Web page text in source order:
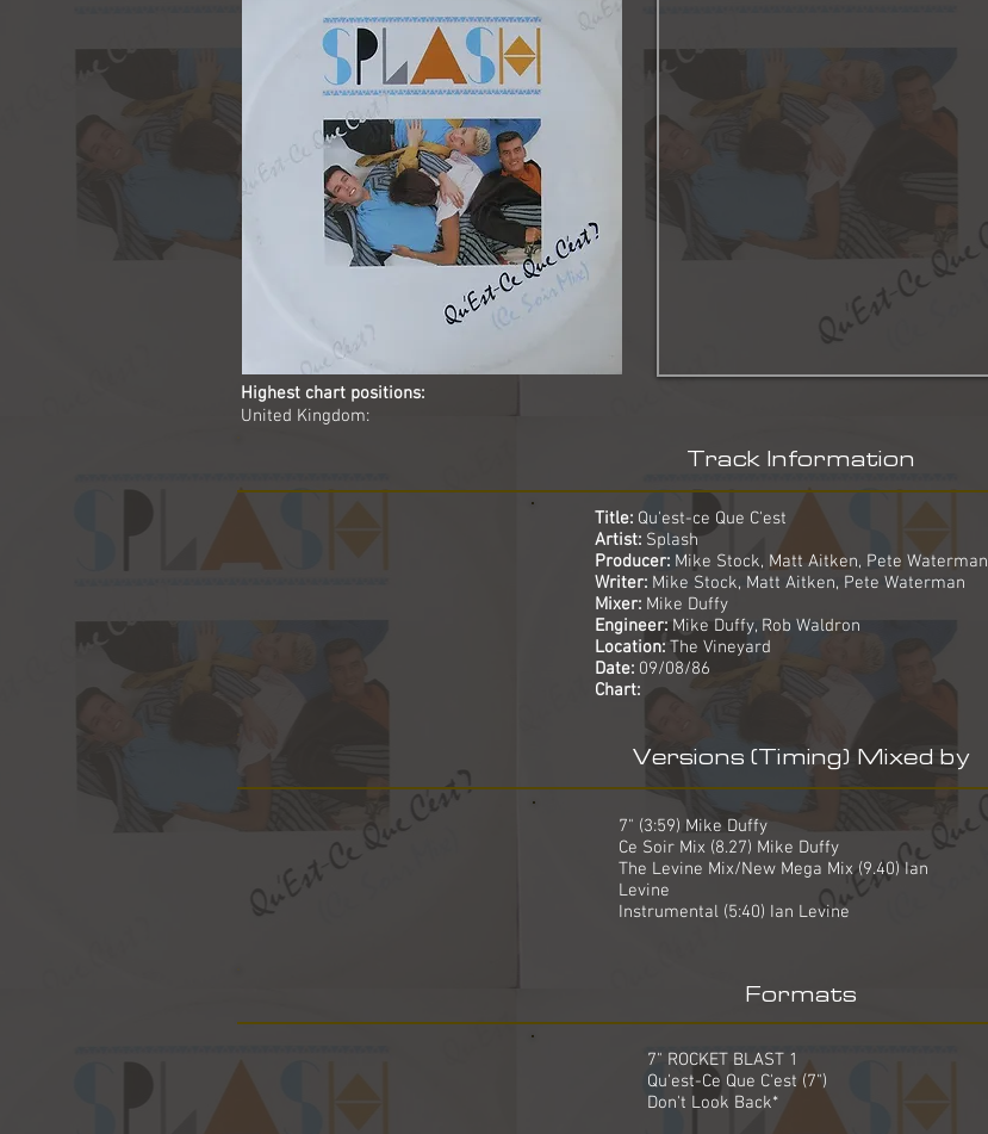
Highest chart positions:
United Kingdom:
Track Information
Title: Qu'est-ce Que C'est
Artist: Splash
Producer: Mike Stock, Matt Aitken, Pete Waterman
Writer: Mike Stock, Matt Aitken, Pete Waterman
Mixer: Mike Duffy
Engineer: Mike Duffy, Rob Waldron
Location: The Vineyard
Date: 09/08/86
Chart:
Versions (Timing) Mixed by
7" (3:59) Mike Duffy
Ce Soir Mix (8.27) Mike Duffy
The Levine Mix/New Mega Mix (9.40) Ian
Levine
Instrumental (5:40) Ian Levine
Formats
7" ROCKET BLAST 1
Qu'est-Ce Que C'est (7")
Don't Look Back*